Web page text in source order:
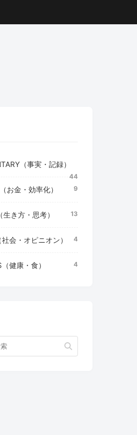
（事実・記録）
44
お金・効率化） 9
き方・思考） 13
会・オピニオン） 4
健康・食） 4